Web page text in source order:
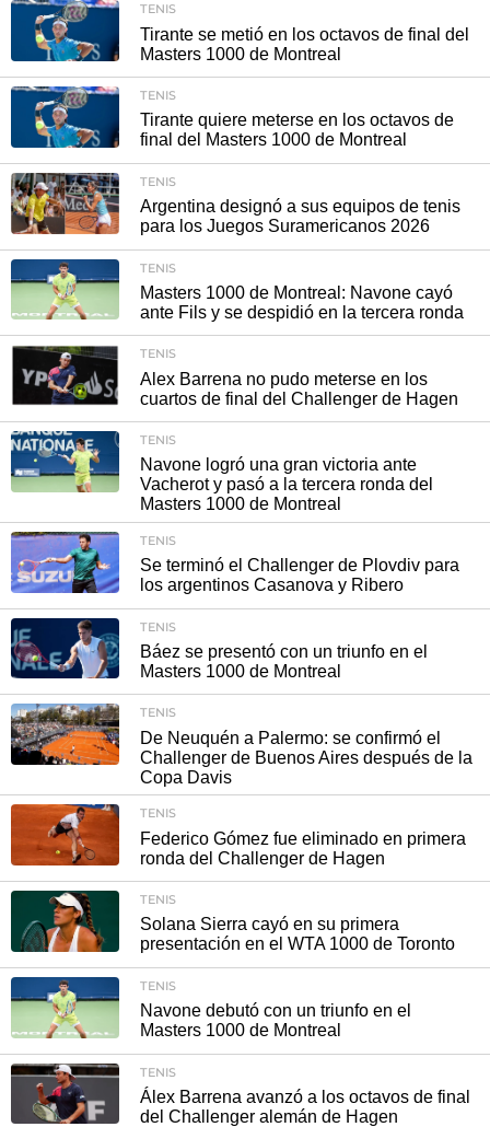
TENIS
Tirante se metió en los octavos de final del
Masters 1000 de Montreal
TENIS
Tirante quiere meterse en los octavos de
final del Masters 1000 de Montreal
TENIS
Argentina designó a sus equipos de tenis
para los Juegos Suramericanos 2026
TENIS
Masters 1000 de Montreal: Navone cayó
ante Fils y se despidió en la tercera ronda
TENIS
Alex Barrena no pudo meterse en los
cuartos de final del Challenger de Hagen
TENIS
Navone logró una gran victoria ante
Vacherot y pasó a la tercera ronda del
Masters 1000 de Montreal
TENIS
Se terminó el Challenger de Plovdiv para
los argentinos Casanova y Ribero
TENIS
Báez se presentó con un triunfo en el
Masters 1000 de Montreal
TENIS
De Neuquén a Palermo: se confirmó el
Challenger de Buenos Aires después de la
Copa Davis
TENIS
Federico Gómez fue eliminado en primera
ronda del Challenger de Hagen
TENIS
Solana Sierra cayó en su primera
presentación en el WTA 1000 de Toronto
TENIS
Navone debutó con un triunfo en el
Masters 1000 de Montreal
TENIS
Álex Barrena avanzó a los octavos de final
del Challenger alemán de Hagen